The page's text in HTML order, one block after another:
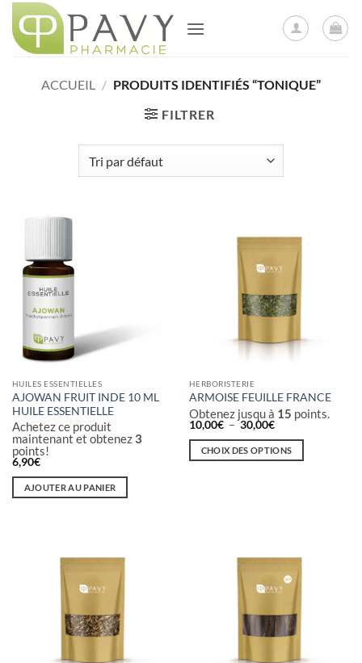
au
contenu
ACCUEIL / PRODUITS IDENTIFIÉS “TONIQUE”
FILTRER
HUILES ESSENTIELLES
AJOWAN FRUIT INDE 10 ML
HUILE ESSENTIELLE
Achetez ce produit
maintenant et obtenez3
points!
6,90€
AJOUTER AU PANIER
HERBORISTERIE
ARMOISE FEUILLE FRANCE
Obtenez jusqu à 15 points.
10,00€ – 30,00€Plage
prix :
10,00€
CHOIX DES OPTIONS